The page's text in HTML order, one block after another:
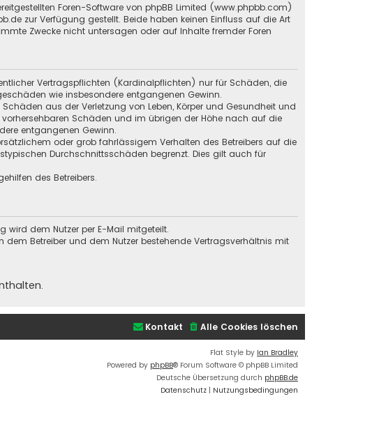
Foren-Software von phpBB Limited (www.phpbb.com)
zur Verfügung gestellt. Beide haben keinen Einfluss auf die Art
Zwecke nicht untersagen oder auf Inhalte fremder Foren
Vertragspflichten (Kardinalpflichten) nur für Schäden, die
wie insbesondere entgangenen Gewinn.
aus der Verletzung von Leben, Körper und Gesundheit und
Schäden und im übrigen der Höhe nach auf die
entgangenen Gewinn.
oder grob fahrlässigem Verhalten des Betreibers auf die
Durchschnittsschäden begrenzt. Dies gilt auch für
des Betreibers.
wird dem Nutzer per E-Mail mitgeteilt.
Betreiber und dem Nutzer bestehende Vertragsverhältnis mit
Alle Cookies löschen
Kontakt
Flat Style by Ian Bradley
Powered by phpBB® Forum Software © phpBB Limited
Deutsche Übersetzung durch phpBB.de
Datenschutz | Nutzungsbedingungen